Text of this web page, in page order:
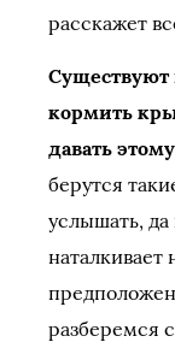
расскажет
Существуют
кормить
давать
берутся
услышать,
разберемся